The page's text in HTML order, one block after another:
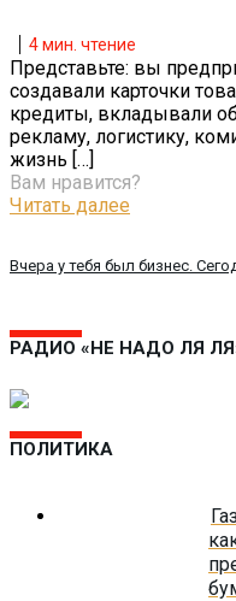
Вчера у тебя был бизнес.
4мин. чтение
Представьте: вы
создавали карточки
кредиты, вкладывали
рекламу, логистику,
жизнь […]
Вам нравится?
Читать далее
РАДИО «НЕ НАДО ЛЯ
ПОЛИТИКА